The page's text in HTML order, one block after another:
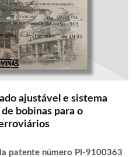
ajustável e sistema
bobinas para o
patente número PI-9100363